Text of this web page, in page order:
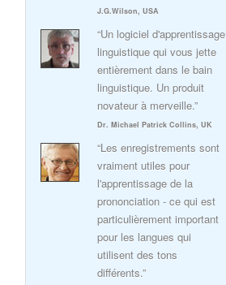
J.G.Wilson, USA
“Un logiciel d'apprentissage
linguistique qui vous jette
entièrement dans le bain
linguistique. Un produit
novateur à merveille.”
Dr. Michael Patrick Collins, UK
“Les enregistrements sont
vraiment utiles pour
l'apprentissage de la
prononciation - ce qui est
particulièrement important
pour les langues qui
utilisent des tons
différents.”